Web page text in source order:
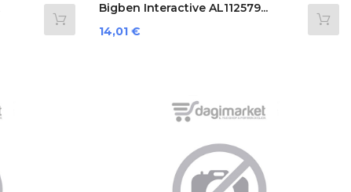
Bigben Interactive AL112579...
Prezzo
14,01 €